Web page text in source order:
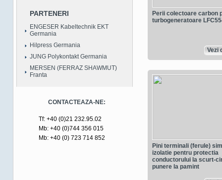
PARTENERI
ENGESER Kabeltechnik EKT
Germania
Hilpress Germania
JUNG Polykontakt Germania
MERSEN (FERRAZ SHAWMUT)
Franta
CONTACTEAZA-NE:
Tf: +40 (0)21 232.95.02
Mb: +40 (0)744 356 015
Mb: +40 (0) 723 714 852
Perii colectoare carbon
turbogeneratoare
Vezi
Pini terminali (ferule)
izolatie pentru protectia
conductorului la scurt-
punere la pamint